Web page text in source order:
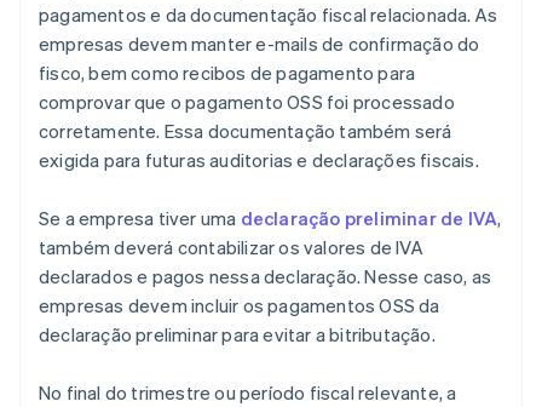
pagamentos e da documentação fiscal relacionada. As
empresas devem manter e-mails de confirmação do
fisco, bem como recibos de pagamento para
comprovar que o pagamento OSS foi processado
corretamente. Essa documentação também será
exigida para futuras auditorias e declarações fiscais.
Se a empresa tiver uma declaração preliminar de IVA,
também deverá contabilizar os valores de IVA
declarados e pagos nessa declaração. Nesse caso, as
empresas devem incluir os pagamentos OSS da
declaração preliminar para evitar a bitributação.
No final do trimestre ou período fiscal relevante, a